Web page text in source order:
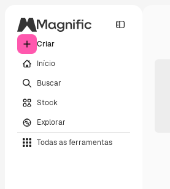
Criar
Início
Buscar
Stock
Explorar
Todas as ferramentas